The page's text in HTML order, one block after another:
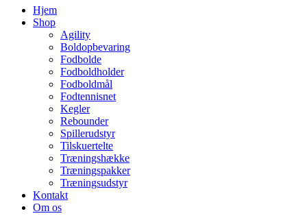
Hjem
Shop
Agility
Boldopbevaring
Fodbolde
Fodboldholder
Fodboldmål
Fodtennisnet
Kegler
Rebounder
Spillerudstyr
Tilskuertelte
Træningshække
Træningspakker
Træningsudstyr
Kontakt
Om os